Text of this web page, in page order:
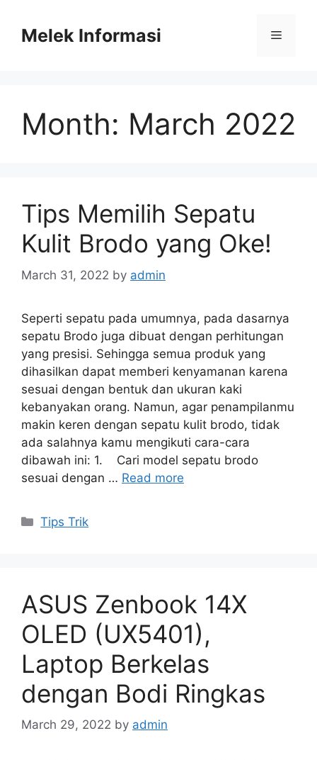
contentMelek Informasi Menu
Month: March 2022
Tips Memilih Sepatu
Kulit Brodo yang Oke!
March 31, 2022 by admin
Seperti sepatu pada umumnya, pada dasarnya
sepatu Brodo juga dibuat dengan perhitungan
yang presisi. Sehingga semua produk yang
dihasilkan dapat memberi kenyamanan karena
sesuai dengan bentuk dan ukuran kaki
kebanyakan orang. Namun, agar penampilanmu
makin keren dengan sepatu kulit brodo, tidak
ada salahnya kamu mengikuti cara-cara
dibawah ini: 1. Cari model sepatu brodo
sesuai dengan … Read more
Categories
Tips Trik
ASUS Zenbook 14X
OLED (UX5401),
Laptop Berkelas
dengan Bodi Ringkas
March 29, 2022 by admin